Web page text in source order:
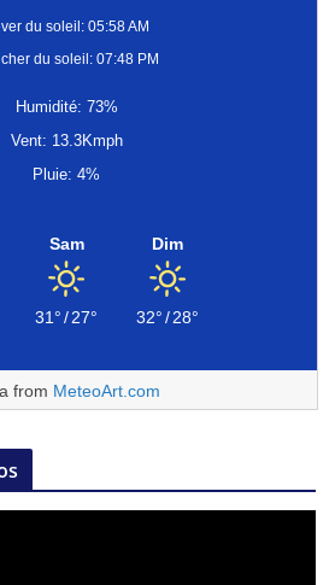
du soleil: 05:58 AM
du soleil: 07:48 PM
Humidité: 73%
Vent: 13.3Kmph
Pluie: 4%
Sam
31°/27°
Dim
32°/28°
from MeteoArt.com